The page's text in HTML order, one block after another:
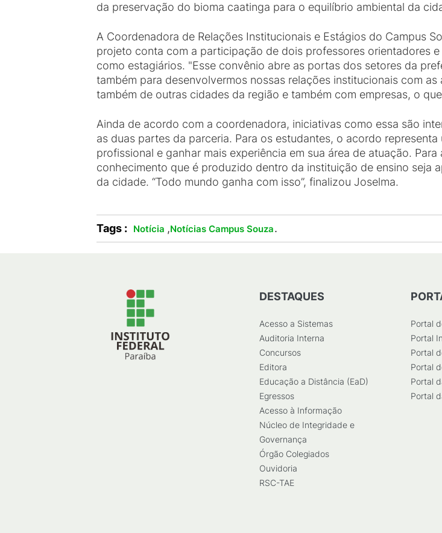
da preservação do bioma caatinga para o equilíbrio ambiental da
A Coordenadora de Relações Institucionais e Estágios do Campus
projeto conta com a participação de dois professores orientadores
como estagiários. "Esse convênio abre as portas dos setores da
também para desenvolvermos nossas relações institucionais com
também de outras cidades da região e também com empresas, o
Ainda de acordo com a coordenadora, iniciativas como essa são
as duas partes da parceria. Para os estudantes, o acordo
profissional e ganhar mais experiência em sua área de atuação.
conhecimento que é produzido dentro da instituição de ensino seja
da cidade. “Todo mundo ganha com isso”, finalizou Joselma.
Tags : Notícia ,Notícias Campus Souza.
DESTAQUES
Acesso a Sistemas
Auditoria Interna
Concursos
Editora
Educação a Distância (EaD)
Egressos
Acesso à Informação
Núcleo de Integridade e
Governança
Órgão Colegiados
Ouvidoria
RSC-TAE
Portal
Portal
Portal
Portal
Portal
Portal